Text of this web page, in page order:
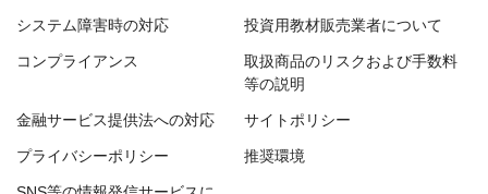
システム障害時の対応 投資用教材販売業者について
コンプライアンス
取扱商品のリスクおよび手数料
等の説明
金融サービス提供法への対応 サイトポリシー
プライバシーポリシー 推奨環境